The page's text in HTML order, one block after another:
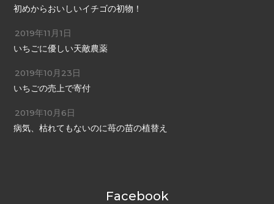
初めからおいしいイチゴの初物！
2019年11月1日
いちごに優しい天敵農薬
2019年10月23日
いちごの売上で寄付
2019年10月6日
病気、枯れてもないのに苺の苗の植替え
Facebook